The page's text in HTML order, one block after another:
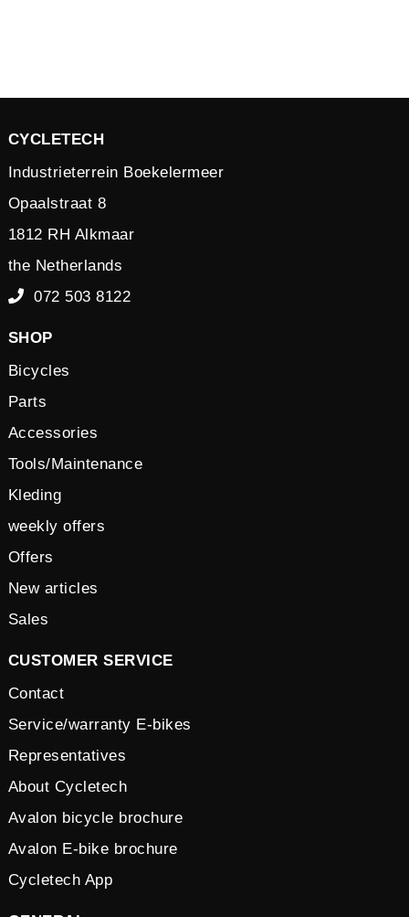
CYCLETECH
Industrieterrein Boekelermeer
Opaalstraat 8
1812 RH Alkmaar
the Netherlands
072 503 8122
SHOP
Bicycles
Parts
Accessories
Tools/Maintenance
Kleding
weekly offers
Offers
New articles
Sales
CUSTOMER SERVICE
Contact
Service/warranty E-bikes
Representatives
About Cycletech
Avalon bicycle brochure
Avalon E-bike brochure
Cycletech App